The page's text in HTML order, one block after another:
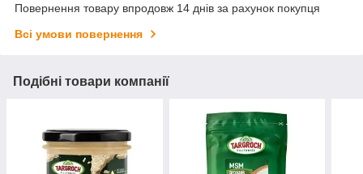
Повернення товару впродовж 14 днів за рахунок покупця
Всі умови повернення
Подібні товари компанії